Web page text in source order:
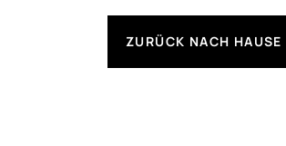
ZURÜCK NACH HAUSE